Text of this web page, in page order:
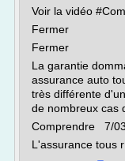
Voir la vidéo
Fermer
Fermer
La garantie
assurance auto
très différente
de nombreux cas
Comprendre 7/
L'assurance tous